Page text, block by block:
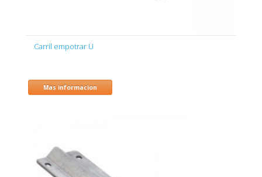
Carril empotrar U
Mas informacion